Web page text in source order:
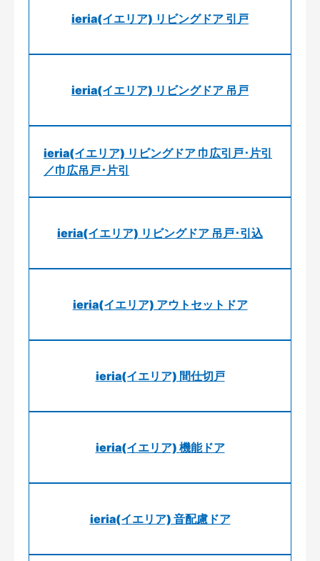
ieria(イエリア) リビングドア 引戸
ieria(イエリア) リビングドア 吊戸
ieria(イエリア) リビングドア 巾広引戸･片引
／巾広吊戸･片引
ieria(イエリア) リビングドア 吊戸･引込
ieria(イエリア) アウトセットドア
ieria(イエリア) 間仕切戸
ieria(イエリア) 機能ドア
ieria(イエリア) 音配慮ドア